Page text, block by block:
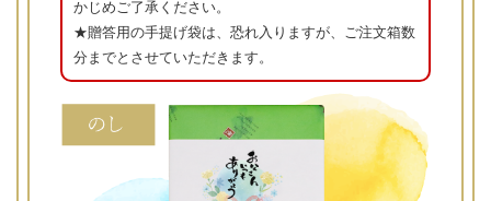
かじめご了承ください。
★贈答用の手提げ袋は、恐れ入りますが、ご注文箱数
分までとさせていただきます。